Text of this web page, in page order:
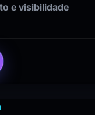
e visibilidade